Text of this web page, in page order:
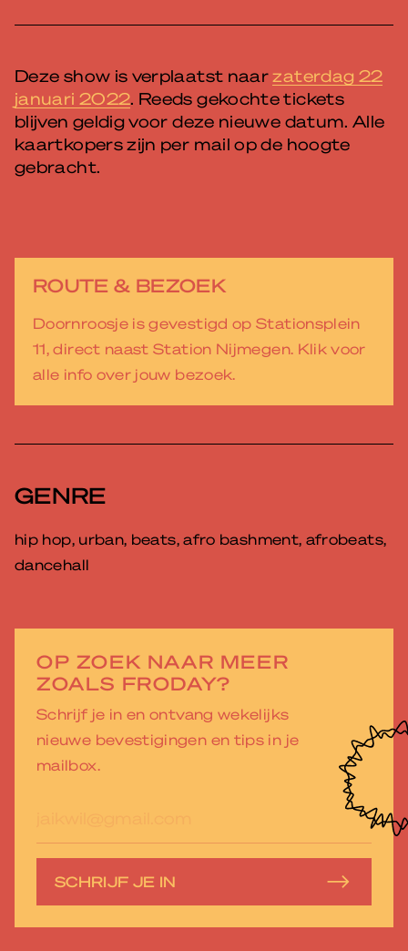
Deze show is verplaatst naarzaterdag 22
januari 2022. Reeds gekochte tickets
blijven geldig voor deze nieuwe datum. Alle
kaartkopers zijn per mail op de hoogte
gebracht.
ROUTE & BEZOEK
Doornroosje is gevestigd op Stationsplein
11, direct naast Station Nijmegen. Klik voor
alle info over jouw bezoek.
GENRE
hip hop, urban, beats, afro bashment, afrobeats,
dancehall
OP ZOEK NAAR MEER
ZOALS FRODAY?
Schrijf je in en ontvang wekelijks
nieuwe bevestigingen en tips in je
mailbox.
SCHRIJF JE IN